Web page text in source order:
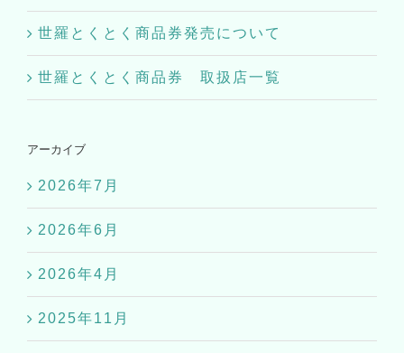
世羅とくとく商品券発売について
世羅とくとく商品券 取扱店一覧
アーカイブ
2026年7月
2026年6月
2026年4月
2025年11月